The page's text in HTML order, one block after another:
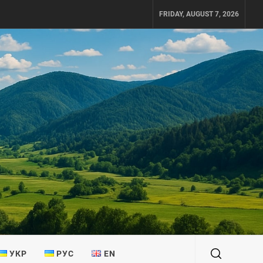
FRIDAY, AUGUST 7, 2026
УКР РУС EN